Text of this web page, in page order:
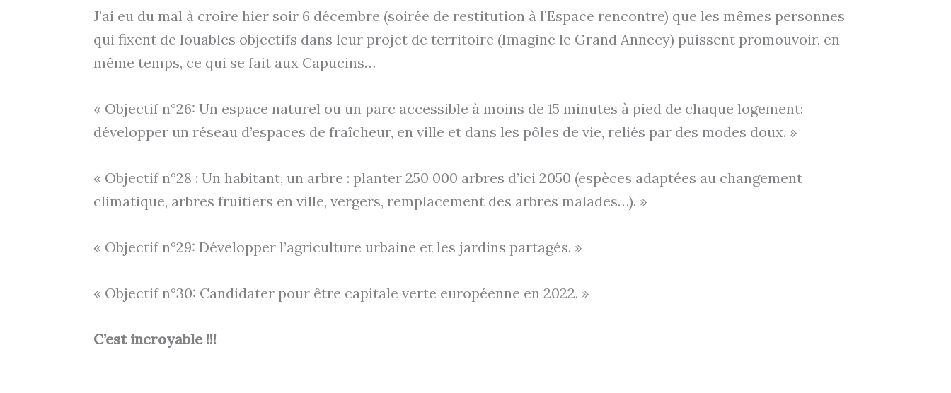
J’ai eu du mal à croire hier soir 6 décembre (soirée de restitution à l’Espace rencontre) que les mêmes personnes
qui fixent de louables objectifs dans leur projet de territoire (Imagine le Grand Annecy) puissent promouvoir, en
même temps, ce qui se fait aux Capucins…
« Objectif n°26: Un espace naturel ou un parc accessible à moins de 15 minutes à pied de chaque logement:
développer un réseau d’espaces de fraîcheur, en ville et dans les pôles de vie, reliés par des modes doux. »
« Objectif n°28 : Un habitant, un arbre : planter 250 000 arbres d’ici 2050 (espèces adaptées au changement
climatique, arbres fruitiers en ville, vergers, remplacement des arbres malades…). »
« Objectif n°29: Développer l’agriculture urbaine et les jardins partagés. »
« Objectif n°30: Candidater pour être capitale verte européenne en 2022. »
C’est incroyable !!!